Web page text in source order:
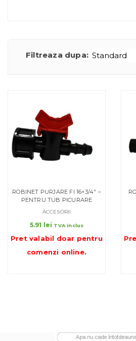
Filtreaza dupa:
ROBINET PURJARE FI 16×3/4″ –
PENTRU TUB PICURARE
ACCESORII
5.91 lei TVA inclus
Pret valabil doar pentru
comenzi online.